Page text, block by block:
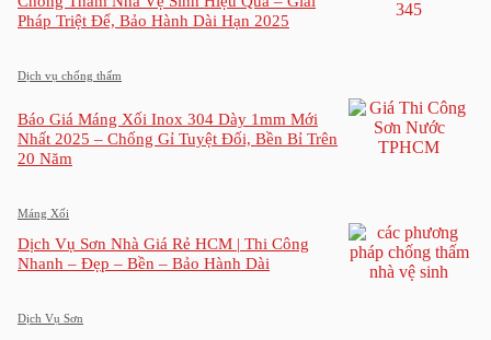
Pháp Triệt Để, Bảo Hành Dài Hạn 2025
Dịch vụ chống thấm
Báo Giá Máng Xối Inox 304 Dày 1mm Mới
Nhất 2025 – Chống Gỉ Tuyệt Đối, Bền Bỉ Trên
20 Năm
Máng Xối
Dịch Vụ Sơn Nhà Giá Rẻ HCM | Thi Công
Nhanh – Đẹp – Bền – Bảo Hành Dài
Dịch Vụ Sơn